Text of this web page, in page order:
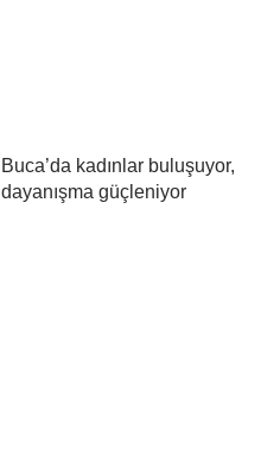
Buca’da kadınlar buluşuyor,
dayanışma güçleniyor